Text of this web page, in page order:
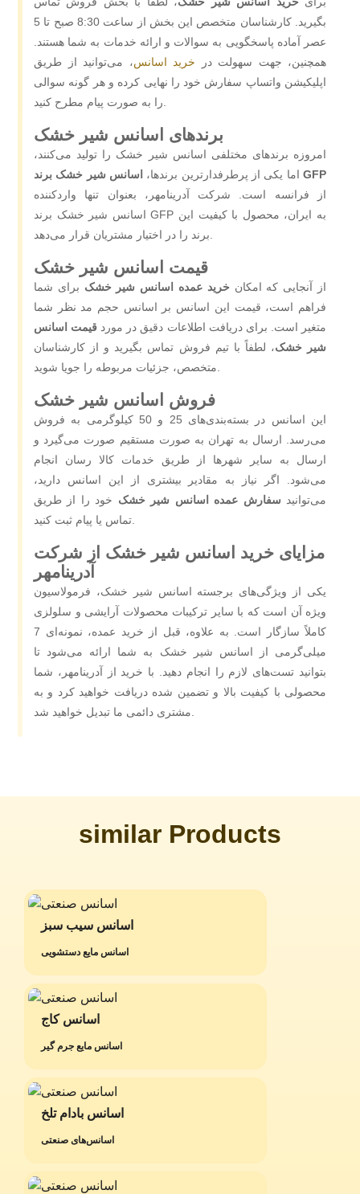
بگیرید. کارشناسان متخصص این بخش از ساعت 8:30 صبح تا 5
عصر آماده پاسخگویی به سوالات و ارائه خدمات به شما هستند.
همچنین، جهت سهولت در خرید اسانس، می‌توانید از طریق
اپلیکیشن واتساپ سفارش خود را نهایی کرده و هر گونه سوالی
برندهای اسانس شیر خشک
امروزه برندهای مختلفی اسانس شیر خشک را تولید می‌کنند،
اما یکی از پرطرفدارترین برندها، اسانس شیر خشک برند GFP
از فرانسه است. شرکت آدرینامهر، بعنوان تنها واردکننده
اسانس شیر خشک برند GFP به ایران، محصول با کیفیت این
قیمت اسانس شیر خشک
از آنجایی که امکانخرید عمده اسانس شیر خشک برای شما
فراهم است، قیمت این اسانس بر اسانس حجم مد نظر شما
متغیر است. برای دریافت اطلاعات دقیق در مورد قیمت اسانس
شیر خشک، لطفاً با تیم فروش تماس بگیرید و از کارشناسان
فروش اسانس شیر خشک
این اسانس در بسته‌بندی‌های 25 و 50 کیلوگرمی به فروش
می‌رسد. ارسال به تهران به ‌صورت مستقیم صورت می‌گیرد و
ارسال به سایر شهرها از طریق خدمات کالا رسان انجام
می‌شود. اگر نیاز به مقادیر بیشتری از این اسانس دارید،
می‌توانید سفارش عمده اسانس شیر خشک خود را از طریق
مزایای خرید اسانس شیر خشک از شرکت
آدرینامهر
یکی از ویژگی‌های برجسته اسانس شیر خشک، فرمولاسیون
ویژه آن است که با سایر ترکیبات محصولات آرایشی و سلولزی
کاملاً سازگار است. به‌ علاوه، قبل از خرید عمده، نمونه‌ای 7
میلی‌گرمی از اسانس شیر خشک به شما ارائه می‌شود تا
بتوانید تست‌های لازم را انجام دهید. با خرید از آدرینامهر، شما
محصولی با کیفیت بالا و تضمین ‌شده دریافت خواهید کرد و به
similar Products
اسانس سیب سبز
اسانس مایع دستشویی
اسانس کاج
اسانس مایع جرم گیر
اسانس بادام تلخ
اسانس‌های صنعتی